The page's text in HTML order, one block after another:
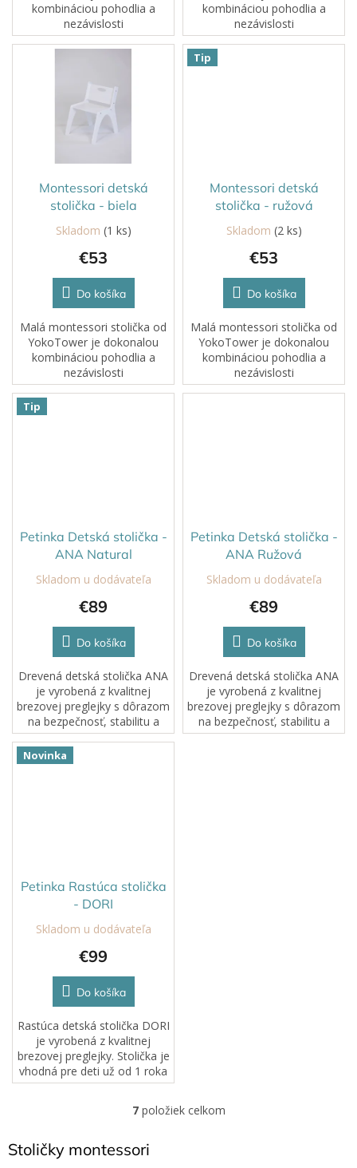
kombináciou pohodlia a
nezávislosti
pre vaše dieťa. Stolička je
navrhnutá pre deti, ktoré už
kombináciou pohodlia a
nezávislosti
pre vaše dieťa. Stolička je
navrhnutá pre deti, ktoré už
bezpečne sedia a začínajú si...
Montessori detská
stolička - biela
Skladom (1 ks)
€53
Do košíka
Malá montessori stolička od
YokoTower je dokonalou
kombináciou pohodlia a
nezávislosti
pre vaše dieťa. Stolička je
navrhnutá pre deti, ktoré už
bezpečne sedia a začínajú si...
Tip
Montessori detská
stolička - ružová
Skladom (2 ks)
€53
Do košíka
Malá montessori stolička od
YokoTower je dokonalou
kombináciou pohodlia a
nezávislosti
pre vaše dieťa. Stolička je
Tip
Petinka Detská stolička -
ANA Natural
Skladom u dodávateľa
€89
Do košíka
Drevená detská stolička ANA
je vyrobená z kvalitnej
brezovej preglejky s dôrazom
na bezpečnosť, stabilitu a
nadčasový dizajn. Výška
sedáku 30 cm je ideálna pre
menšie deti a zabezpečuje...
Petinka Detská stolička -
ANA Ružová
Skladom u dodávateľa
€89
Do košíka
Drevená detská stolička ANA
je vyrobená z kvalitnej
brezovej preglejky s dôrazom
na bezpečnosť, stabilitu a
nadčasový dizajn. Výška
Novinka
Petinka Rastúca stolička
- DORI
Skladom u dodávateľa
€99
Do košíka
Rastúca detská stolička DORI
je vyrobená z kvalitnej
brezovej preglejky. Stolička je
vhodná pre deti už od 1 roka
a vďaka trojstupňovému
s dieťaťom, čím...
O
7položiek celkom
Stoličky montessori